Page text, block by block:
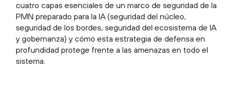
cuatro capas esenciales de un marco de seguridad de la
PMN preparado para la IA (seguridad del núcleo,
seguridad de los bordes, seguridad del ecosistema de IA
y gobernanza) y cómo esta estrategia de defensa en
profundidad protege frente a las amenazas en todo el
sistema.